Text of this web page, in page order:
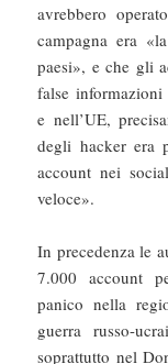
avrebbero
campagna era
paesi», e che gli
false
e nell’UE,
degli hacker era
account nei
veloce».
In precedenza le
7.000 account
panico nella
guerra russo-
soprattutto nel